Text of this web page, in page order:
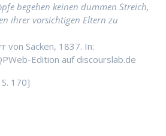
begehen keinen dummen Streich,
ihrer vorsichtigen Eltern zu
von Sacken, 1837. In:
Edition auf discourslab.de
170]